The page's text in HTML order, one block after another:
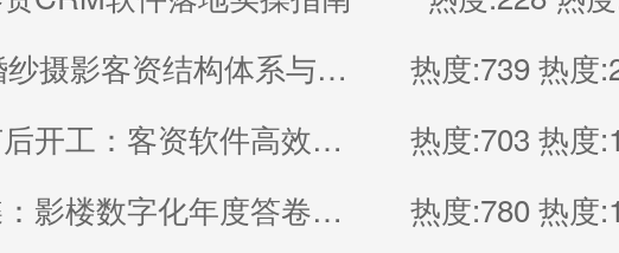
2026年婚纱摄影客资结构体系与精细化跟单指南
热度:739热度
影楼春节后开工：客资软件高效运维要点
热度:703 热度
破茧成蝶：影楼数字化年度答卷—博诚云ERP与CRM系统落地应用深度总结
热度:780 热度